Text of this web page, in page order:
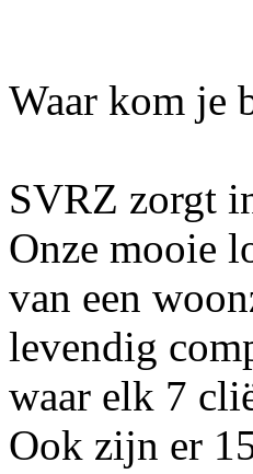
Waar kom je
SVRZ zorgt
Onze mooie
van een
levendig
waar elk 7
Ook zijn er